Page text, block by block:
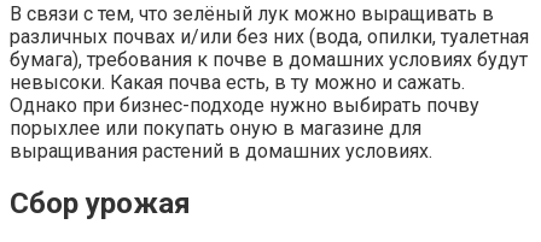
В связи с тем, что зелёный лук можно выращивать в
различных почвах и/или без них (вода, опилки, туалетная
бумага), требования к почве в домашних условиях будут
невысоки. Какая почва есть, в ту можно и сажать.
Однако при бизнес-подходе нужно выбирать почву
порыхлее или покупать оную в магазине для
выращивания растений в домашних условиях.
Сбор урожая